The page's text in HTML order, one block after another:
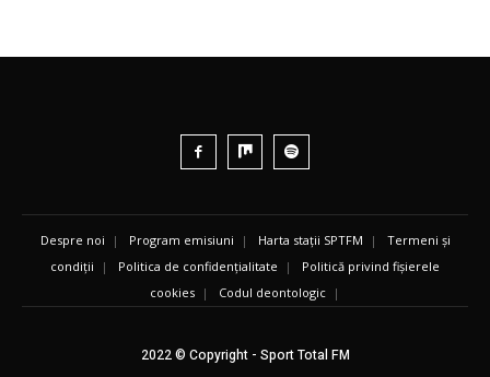
Despre noi | Program emisiuni | Harta stații SPTFM | Termeni și
condiții | Politica de confidențialitate | Politică privind fișierele
cookies | Codul deontologic |
2022 © Copyright - Sport Total FM